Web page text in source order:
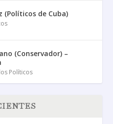
(Políticos de Cuba)
(Conservador) –
Políticos